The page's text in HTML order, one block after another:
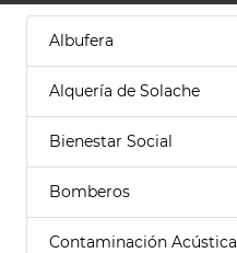
Albufera
Alquería de Solache
Bienestar Social
Bomberos
Contaminación Acústica